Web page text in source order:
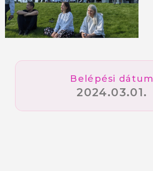
Belépési dátum
2024.03.01.